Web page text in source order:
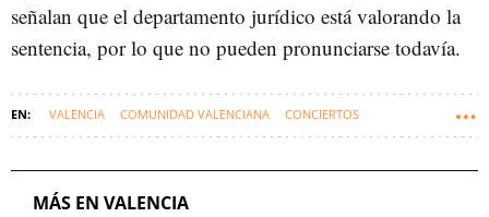
señalan que el departamento jurídico está valorando la
sentencia, por lo que no pueden pronunciarse todavía.
VALENCIA COMUNIDAD VALENCIANA CONCIERTOS
MÁS EN VALENCIA